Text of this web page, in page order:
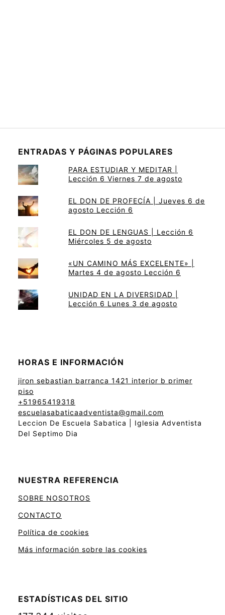
ENTRADAS Y PÁGINAS POPULARES
PARA ESTUDIAR Y MEDITAR |
Lección 6 Viernes 7 de agosto
EL DON DE PROFECÍA | Jueves 6 de
agosto Lección 6
EL DON DE LENGUAS | Lección 6
Miércoles 5 de agosto
«UN CAMINO MÁS EXCELENTE» |
Martes 4 de agosto Lección 6
UNIDAD EN LA DIVERSIDAD |
Lección 6 Lunes 3 de agosto
HORAS E INFORMACIÓN
jiron sebastian barranca 1421 interior b primer
piso
+51965419318
escuelasabaticaadventista@gmail.com
Leccion De Escuela Sabatica | Iglesia Adventista
Del Septimo Dia
NUESTRA REFERENCIA
SOBRE NOSOTROS
CONTACTO
Política de cookies
Más información sobre las cookies
ESTADÍSTICAS DEL SITIO